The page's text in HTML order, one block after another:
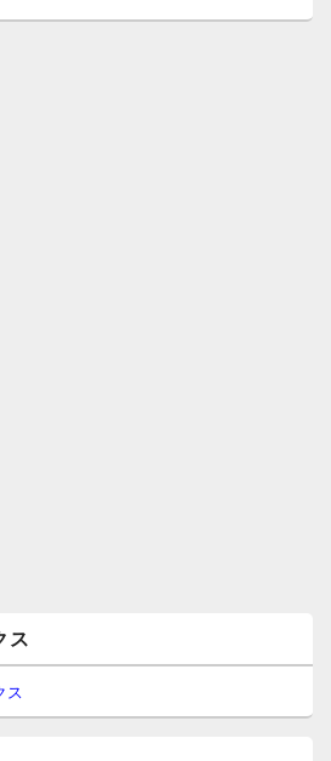
ス
ス